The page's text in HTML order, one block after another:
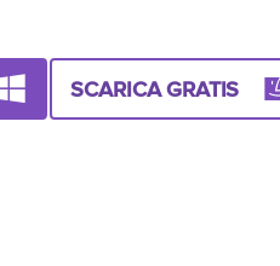
SCARICA GRATIS